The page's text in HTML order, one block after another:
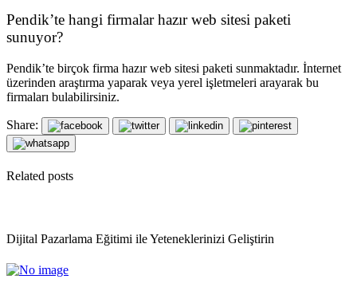
Pendik’te hangi firmalar hazır web sitesi paketi
sunuyor?
Pendik’te birçok firma hazır web sitesi paketi sunmaktadır. İnternet
üzerinden araştırma yaparak veya yerel işletmeleri arayarak bu
firmaları bulabilirsiniz.
Share:
Related posts
Dijital Pazarlama Eğitimi ile Yeteneklerinizi Geliştirin